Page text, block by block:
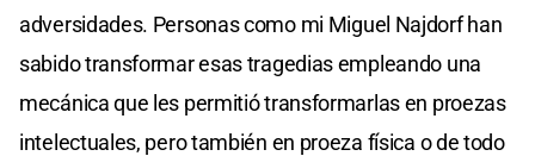
adversidades. Personas como mi Miguel Najdorf han
sabido transformar esas tragedias empleando una
mecánica que les permitió transformarlas en proezas
intelectuales, pero también en proeza física o de todo